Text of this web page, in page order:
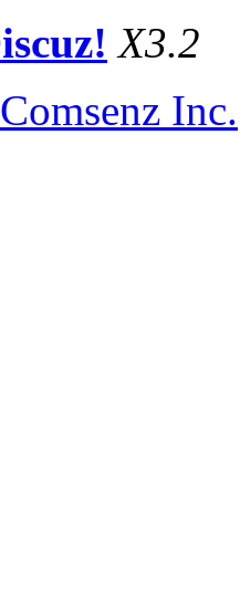
X3.2
Comsenz Inc.